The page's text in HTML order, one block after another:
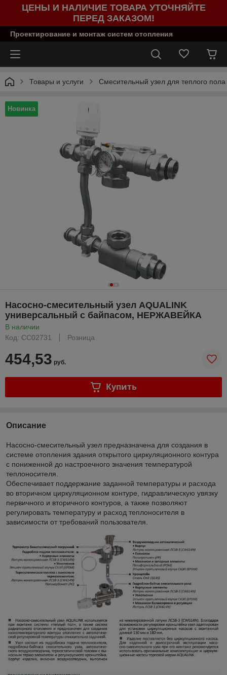
ЦЕНЫ И НАЛИЧИЕ ТОВАРА УТОЧНЯЙТЕ
ПЕРЕД ЗАКАЗОМ!
Проектирование и монтаж систем отопления
Товары и услуги Смесительный узел для теплого пола
Новинка
Насосно-смесительный узел AQUALINK
универсальный с байпасом, НЕРЖАВЕЙКА
В наличии
Код: СС02731
Розница
454,53 руб.
Купить
Описание
Насосно-смесительный узел предназначена для создания в
системе отопления здания открытого циркуляционного контура
с пониженной до настроечного значения температурой
теплоносителя.
Обеспечивает поддержание заданной температуры и расхода
во вторичном циркуляционном контуре, гидравлическую увязку
первичного и вторичного контуров, а также позволяют
регулировать температуру и расход теплоносителя в
зависимости от требований пользователя.